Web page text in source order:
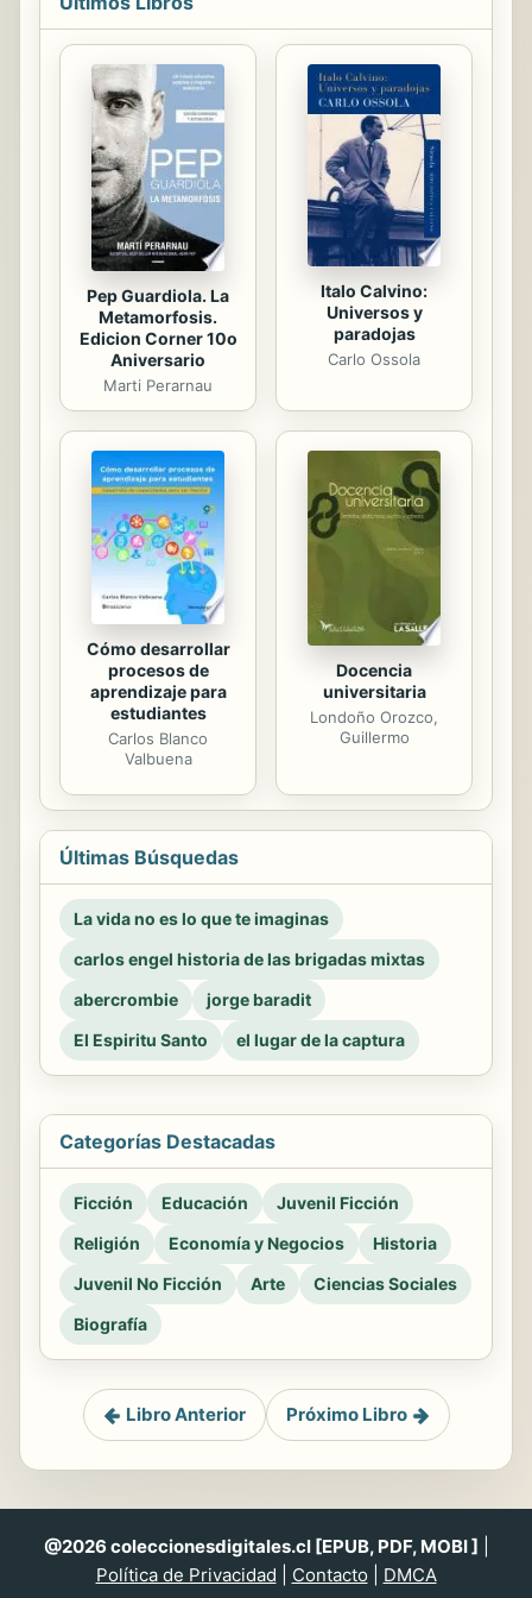
interesante y sin duda benéfico. Una
invitación de la mano de una
educadora experta con una sólida
formación en hipnosis clínica y
experimental que ha logrado aunar
educación, procesos hipnóticos y
símbolos del tarot con una visión
exquisitamente original para ofrecer
una...
Pep Guardiola. La
Metamorfosis.
Edicion Corner 10o
Aniversario
Marti Perarnau
Italo Calvino:
Universos y
paradojas
Carlo Ossola
Cómo desarrollar
procesos de
aprendizaje para
estudiantes
Carlos Blanco
Valbuena
Docencia
universitaria
Londoño Orozco,
Guillermo
Últimas Búsquedas
La vida no es lo que te imaginas
carlos engel historia de las brigadas mixtas
abercrombie
jorge baradit
El Espiritu Santo
el lugar de la captura
Categorías Destacadas
Ficción Educación
Juvenil Ficción
Religión
Economía y Negocios
Historia
Juvenil No Ficción
Arte
Ciencias Sociales
Biografía
Libro Anterior Próximo Libro
@2026 coleccionesdigitales.cl [EPUB, PDF, MOBI ]
Política de Privacidad
Contacto DMCA